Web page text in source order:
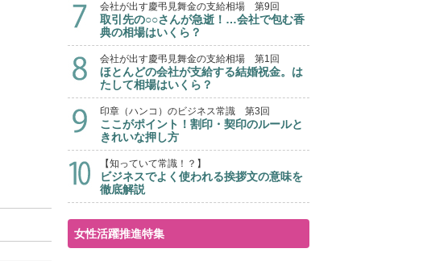
会社が出す慶弔見舞金の支給相場 第9回
取引先の○○さんが急逝！…会社で包む香
典の相場はいくら？
会社が出す慶弔見舞金の支給相場 第1回
ほとんどの会社が支給する結婚祝金。は
たして相場はいくら？
印章（ハンコ）のビジネス常識 第3回
ここがポイント！割印・契印のルールと
きれいな押し方
【知っていて常識！？】
ビジネスでよく使われる挨拶文の意味を
徹底解説
女性活躍推進特集